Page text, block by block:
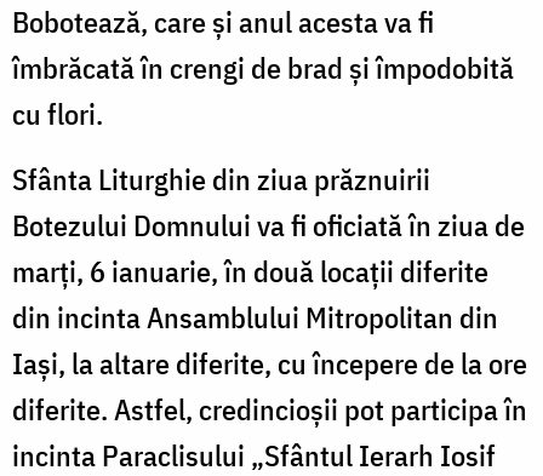
Bobotează, care şi anul acesta va fi
îmbrăcată în crengi de brad și împodobită
cu flori.
Sfânta Liturghie din ziua prăznuirii
Botezului Domnului va fi oficiată în ziua de
marți, 6 ianuarie, în două locații diferite
din incinta Ansamblului Mitropolitan din
Iaşi, la altare diferite, cu începere de la ore
diferite. Astfel, credincioşii pot participa în
incinta Paraclisului „Sfântul Ierarh Iosif